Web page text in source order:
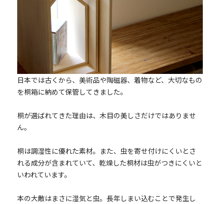
日本では古くから、美術品や陶磁器、着物など、大切なもの
を桐箱に納めて保管してきました。
桐が選ばれてきた理由は、木目の美しさだけではありませ
ん。
桐は調湿性に優れた素材。また、虫を寄せ付けにくいとさ
れる成分が含まれていて、乾燥した桐材は虫がつきにくいと
いわれています。
本の大敵はまさに湿気と虫。長年しまい込むことで発生し